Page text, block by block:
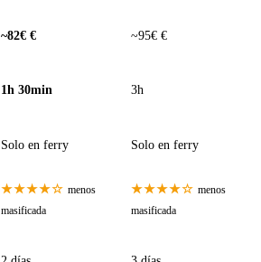
~82€ € ~95€ €
1h 30min 3h
Solo en ferry Solo en ferry
★★★★☆ menos
masificada
★★★★☆ menos
masificada